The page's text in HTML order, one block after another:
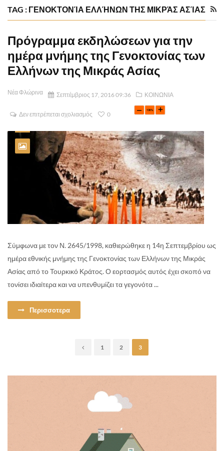
TAG : ΓΕΝΟΚΤΟΝΊΑ ΕΛΛΉΝΩΝ ΤΗΣ ΜΙΚΡΆΣ ΑΣΊΑΣ
Πρόγραμμα εκδηλώσεων για την
ημέρα μνήμης της Γενοκτονίας των
Ελλήνων της Μικράς Ασίας
Νέα Φλώρινα Σεπτέμβριος 17, 2016 09:36 ΚΟΙΝΩΝΙΑ
Δεν επιτρέπεται σχολιασμός 0
Σύμφωνα με τον Ν. 2645/1998, καθιερώθηκε η 14η Σεπτεμβρίου ως
ημέρα εθνικής μνήμης της Γενοκτονίας των Ελλήνων της Μικράς
Ασίας από το Τουρκικό Κράτος. Ο εορτασμός αυτός έχει σκοπό να
τονίσει ιδιαίτερα και να υπενθυμίζει τα γεγονότα ...
Περισσοτερα
1 2 3